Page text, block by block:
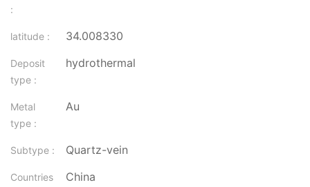
:
latitude : 34.008330
Deposit
type :
hydrothermal
Metal
type :
Au
Subtype : Quartz-vein
Countries
China